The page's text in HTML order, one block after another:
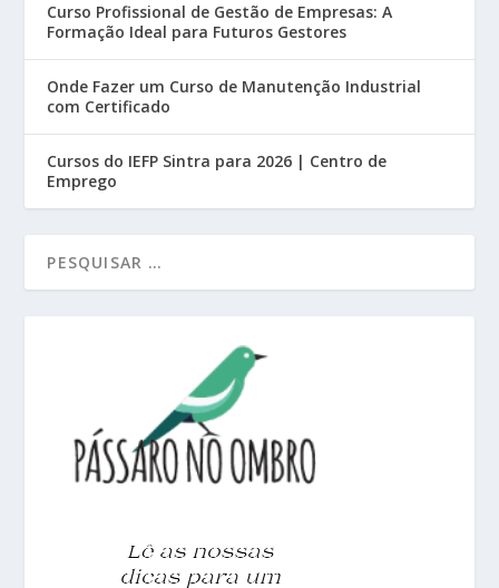
Curso Profissional de Gestão de Empresas: A
Formação Ideal para Futuros Gestores
Onde Fazer um Curso de Manutenção Industrial
com Certificado
Cursos do IEFP Sintra para 2026 | Centro de
Emprego